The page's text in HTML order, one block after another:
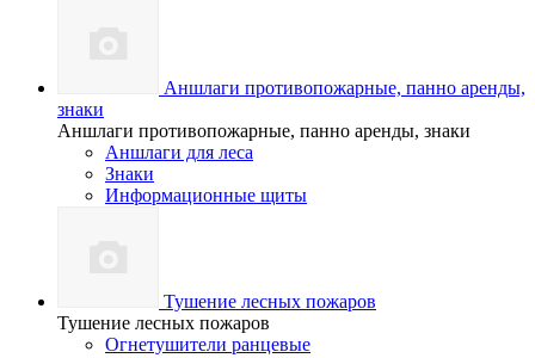
Аншлаги противопожарные, панно аренды,
знаки
Аншлаги противопожарные, панно аренды, знаки
Аншлаги для леса
Знаки
Информационные щиты
Тушение лесных пожаров
Тушение лесных пожаров
Огнетушители ранцевые